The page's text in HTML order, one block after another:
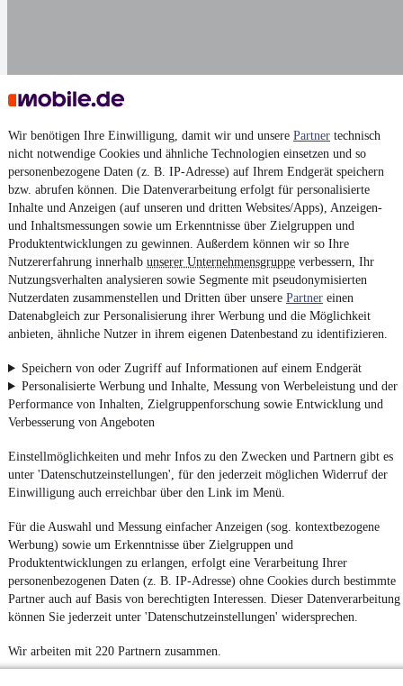
Wir benötigen Ihre Einwilligung, damit wir und unsere Partner technisch
nicht notwendige Cookies und ähnliche Technologien einsetzen und so
personenbezogene Daten (z. B. IP-Adresse) auf Ihrem Endgerät speichern
bzw. abrufen können. Die Datenverarbeitung erfolgt für personalisierte
Inhalte und Anzeigen (auf unseren und dritten Websites/Apps), Anzeigen-
und Inhaltsmessungen sowie um Erkenntnisse über Zielgruppen und
Produktentwicklungen zu gewinnen. Außerdem können wir so Ihre
Nutzererfahrung innerhalb unserer Unternehmensgruppe verbessern, Ihr
Nutzungsverhalten analysieren sowie Segmente mit pseudonymisierten
Nutzerdaten zusammenstellen und Dritten über unsere Partner einen
Datenabgleich zur Personalisierung ihrer Werbung und die Möglichkeit
anbieten, ähnliche Nutzer in ihrem eigenen Datenbestand zu identifizieren.
Speichern von oder Zugriff auf Informationen auf einem Endgerät
Personalisierte Werbung und Inhalte, Messung von Werbeleistung und der
Performance von Inhalten, Zielgruppenforschung sowie Entwicklung und
Verbesserung von Angeboten
Einstellmöglichkeiten und mehr Infos zu den Zwecken und Partnern gibt es
unter 'Datenschutzeinstellungen', für den jederzeit möglichen Widerruf der
Einwilligung auch erreichbar über den Link im Menü.
Für die Auswahl und Messung einfacher Anzeigen (sog. kontextbezogene
Werbung) sowie um Erkenntnisse über Zielgruppen und
Produktentwicklungen zu erlangen, erfolgt eine Verarbeitung Ihrer
personenbezogenen Daten (z. B. IP-Adresse) ohne Cookies durch bestimmte
Partner auch auf Basis von berechtigten Interessen. Dieser Datenverarbeitung
können Sie jederzeit unter 'Datenschutzeinstellungen' widersprechen.
Wir arbeiten mit 220 Partnern zusammen.
Darstellung